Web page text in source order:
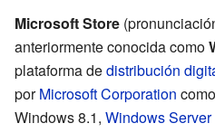
Microsoft Store (
anteriormente conocida como
plataforma dedistribución
porMicrosoft Corporation
Windows 8.1, Windows